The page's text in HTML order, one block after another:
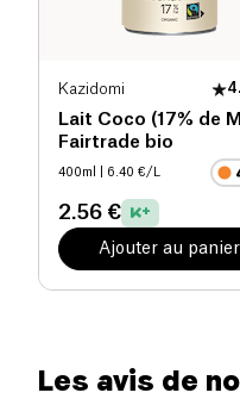
Kazidomi
Lait Coco (17% de
Fairtrade bio
400ml | 6.40 €/L
2.56 €
Ajouter au panier
Les avis de